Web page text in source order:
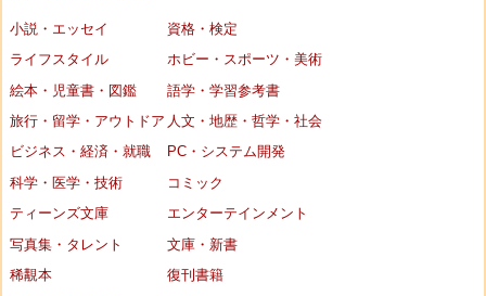
小説・エッセイ
資格・検定
ライフスタイル
ホビー・スポーツ・美術
絵本・児童書・図鑑
語学・学習参考書
旅行・留学・アウトドア 人文・地歴・哲学・社会
ビジネス・経済・就職
PC・システム開発
科学・医学・技術
コミック
ティーンズ文庫
エンターテインメント
写真集・タレント
文庫・新書
稀覯本
復刊書籍